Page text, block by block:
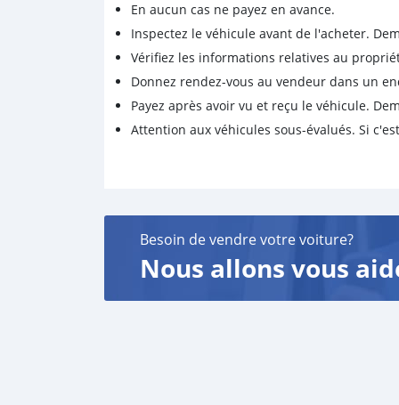
En aucun cas ne payez en avance.
Inspectez le véhicule avant de l'acheter.
Vérifiez les informations relatives au
Donnez rendez-vous au vendeur dans un
Payez après avoir vu et reçu le véhicule.
Attention aux véhicules sous-évalués. Si
Besoin de vendre votre voiture?
Nous allons vous